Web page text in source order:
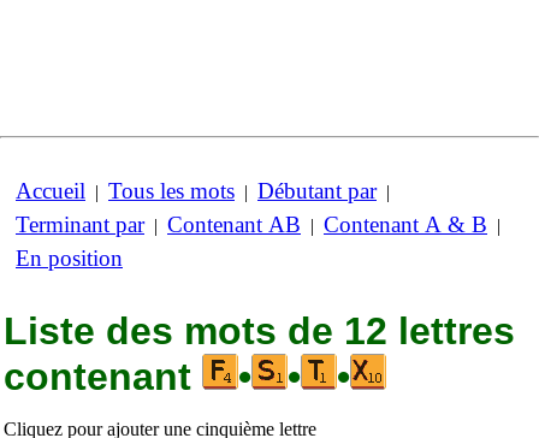
Accueil | Tous les mots | Débutant par|
Terminant par| Contenant AB | Contenant A & B |
En position
Liste des mots de 12 lettres
contenant
• • •
Cliquez pour ajouter une cinquième lettre